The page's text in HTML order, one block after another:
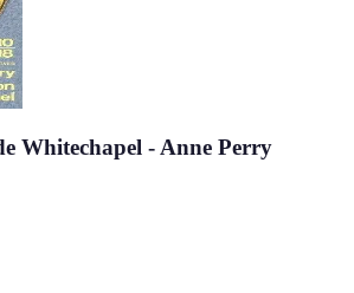
Whitechapel - Anne Perry